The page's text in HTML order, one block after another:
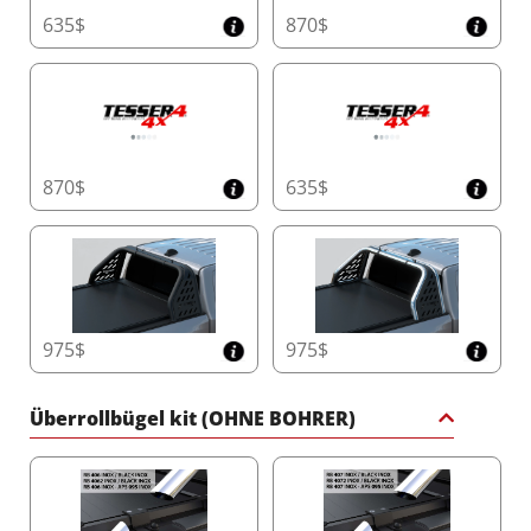
Kompakter Rollkasten für maximalen
Ladeflächenplatz
kleinsten Rollkastendimensionen auf dem Markt:
Doppelkabine
Modelle
: 26 cm x 30 cm (H x B)
Dieses innovative Design optimiert Länge und Höhe,
um mehr Stauraum zu bieten, ohne die Haltbarkeit zu
beeinträchtigen.
Praktische Rollkasten-Abdeckung mit leichtem
Zugang
Wartungsarbeiten können mühelos durchgeführt
werden, dank der speziell entwickelten Rollkasten-
Abdeckung, die schnellen und einfachen Zugang zum
Tessera SE bietet und so einen reibungslosen Betrieb
und Langlebigkeit gewährleistet.
Verbesserte Aerodynamik für bessere
635$ 870$
870$ 635$
975$ 975$
Überrollbügel kit (OHNE BOHRER)